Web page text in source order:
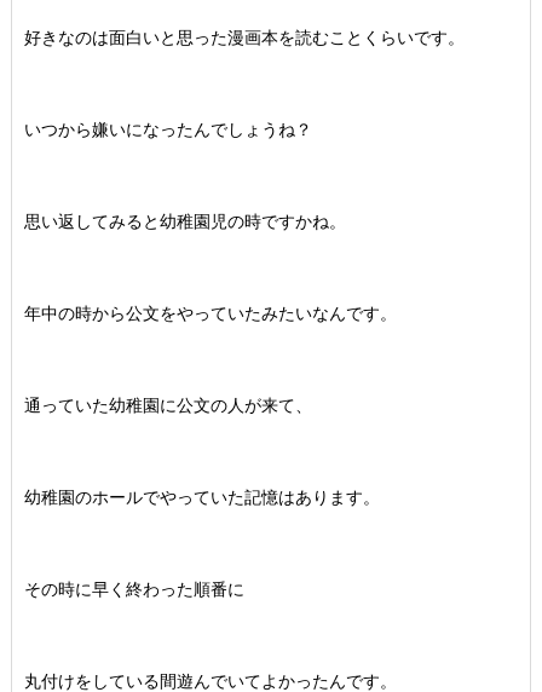
好きなのは面白いと思った漫画本を読むことくらいです。
いつから嫌いになったんでしょうね？
思い返してみると幼稚園児の時ですかね。
年中の時から公文をやっていたみたいなんです。
通っていた幼稚園に公文の人が来て、
幼稚園のホールでやっていた記憶はあります。
その時に早く終わった順番に
丸付けをしている間遊んでいてよかったんです。